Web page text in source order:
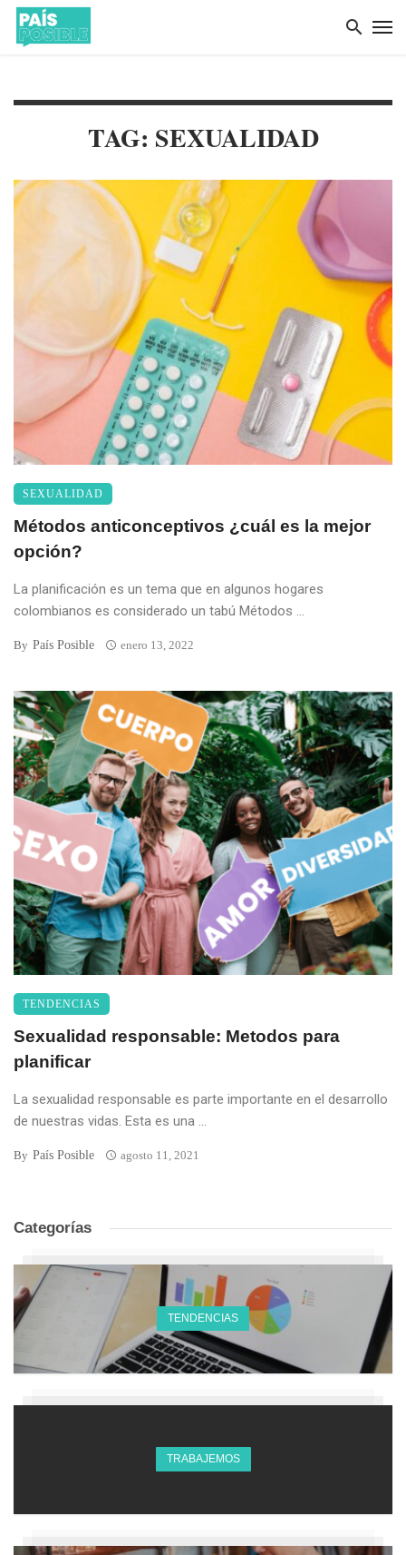
TAG: SEXUALIDAD
SEXUALIDAD
Métodos anticonceptivos ¿cuál es la mejor
opción?
La planificación es un tema que en algunos hogares
colombianos es considerado un tabú Métodos ...
By País Posible enero 13, 2022
TENDENCIAS
Sexualidad responsable: Metodos para
planificar
La sexualidad responsable es parte importante en el desarrollo
de nuestras vidas. Esta es una ...
By País Posible agosto 11, 2021
Categorías
TENDENCIAS
TRABAJEMOS